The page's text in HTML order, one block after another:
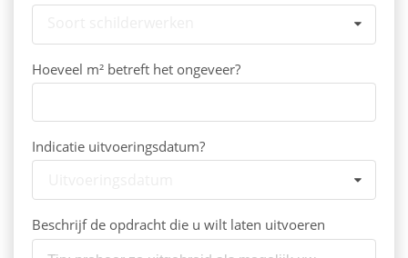
Hoeveel m² betreft het ongeveer?
Indicatie uitvoeringsdatum?
Beschrijf de opdracht die u wilt laten uitvoeren